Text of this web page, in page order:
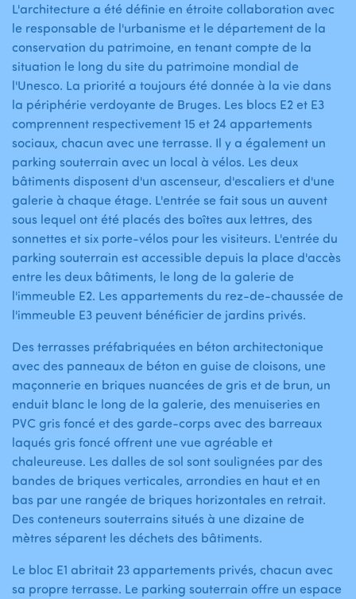
L'architecture a été définie en étroite collaboration avec
le responsable de l'urbanisme et le département de la
conservation du patrimoine, en tenant compte de la
situation le long du site du patrimoine mondial de
l'Unesco. La priorité a toujours été donnée à la vie dans
la périphérie verdoyante de Bruges. Les blocs E2 et E3
comprennent respectivement 15 et 24 appartements
sociaux, chacun avec une terrasse. Il y a également un
parking souterrain avec un local à vélos. Les deux
bâtiments disposent d'un ascenseur, d'escaliers et d'une
galerie à chaque étage. L'entrée se fait sous un auvent
sous lequel ont été placés des boîtes aux lettres, des
sonnettes et six porte-vélos pour les visiteurs. L'entrée du
parking souterrain est accessible depuis la place d'accès
entre les deux bâtiments, le long de la galerie de
l'immeuble E2. Les appartements du rez-de-chaussée de
l'immeuble E3 peuvent bénéficier de jardins privés.
Des terrasses préfabriquées en béton architectonique
avec des panneaux de béton en guise de cloisons, une
maçonnerie en briques nuancées de gris et de brun, un
enduit blanc le long de la galerie, des menuiseries en
PVC gris foncé et des garde-corps avec des barreaux
laqués gris foncé offrent une vue agréable et
chaleureuse. Les dalles de sol sont soulignées par des
bandes de briques verticales, arrondies en haut et en
bas par une rangée de briques horizontales en retrait.
Des conteneurs souterrains situés à une dizaine de
mètres séparent les déchets des bâtiments.
Le bloc E1 abritait 23 appartements privés, chacun avec
sa propre terrasse. Le parking souterrain offre un espace